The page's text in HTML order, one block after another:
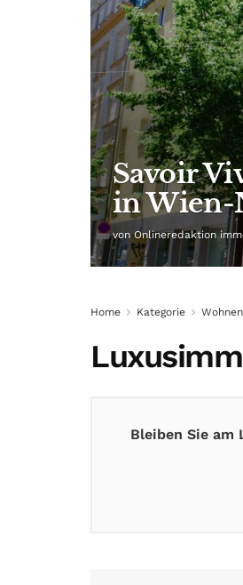
Savoir
in Wien-
von Onlineredaktion
Home Kategorie Wohnen
Bleiben Sie am